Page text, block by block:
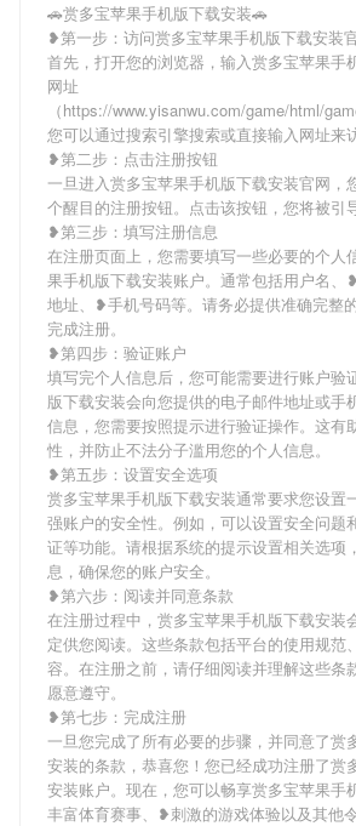
🚗赏多宝苹果手机版下载安装🚗
❥第一步：访问赏多宝苹果手机版下载安装
首先，打开您的浏览器，输入赏多宝苹果手
网址
（https://www.yisanwu.com/game/html/
您可以通过搜索引擎搜索或直接输入网址来
❥第二步：点击注册按钮
一旦进入赏多宝苹果手机版下载安装官网，
个醒目的注册按钮。点击该按钮，您将被引
❥第三步：填写注册信息
在注册页面上，您需要填写一些必要的个人
果手机版下载安装账户。通常包括用户名
地址、❥手机号码等。请务必提供准确完整
完成注册。
❥第四步：验证账户
填写完个人信息后，您可能需要进行账户验
版下载安装会向您提供的电子邮件地址或手
信息，您需要按照提示进行验证操作。这有
性，并防止不法分子滥用您的个人信息。
❥第五步：设置安全选项
赏多宝苹果手机版下载安装通常要求您设置
强账户的安全性。例如，可以设置安全问题
证等功能。请根据系统的提示设置相关选项
息，确保您的账户安全。
❥第六步：阅读并同意条款
在注册过程中，赏多宝苹果手机版下载安装
定供您阅读。这些条款包括平台的使用规范
容。在注册之前，请仔细阅读并理解这些条
愿意遵守。
❥第七步：完成注册
一旦您完成了所有必要的步骤，并同意了赏
安装的条款，恭喜您！您已经成功注册了赏
安装账户。现在，您可以畅享赏多宝苹果手
丰富体育赛事、❥刺激的游戏体验以及其他令